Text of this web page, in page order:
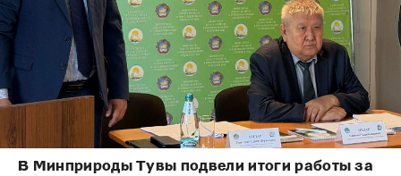
В Минприроды Тувы подвели итоги работы за